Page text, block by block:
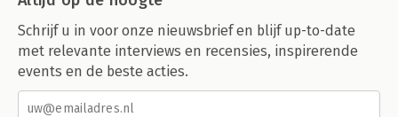
Schrijf u in voor onze nieuwsbrief en blijf up-to-date
met relevante interviews en recensies, inspirerende
events en de beste acties.